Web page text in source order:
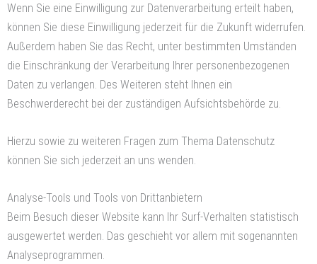
Wenn Sie eine Einwilligung zur Datenverarbeitung erteilt haben,
können Sie diese Einwilligung jederzeit für die Zukunft widerrufen.
Außerdem haben Sie das Recht, unter bestimmten Umständen
die Einschränkung der Verarbeitung Ihrer personenbezogenen
Daten zu verlangen. Des Weiteren steht Ihnen ein
Beschwerderecht bei der zuständigen Aufsichtsbehörde zu.
Hierzu sowie zu weiteren Fragen zum Thema Datenschutz
können Sie sich jederzeit an uns wenden.
Analyse-Tools und Tools von Dritt­anbietern
Beim Besuch dieser Website kann Ihr Surf-Verhalten statistisch
ausgewertet werden. Das geschieht vor allem mit sogenannten
Analyseprogrammen.